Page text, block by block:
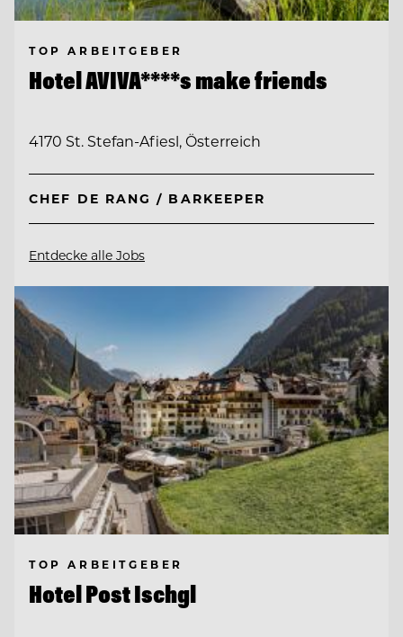
TOP ARBEITGEBER
Hotel AVIVA****s make friends
4170 St. Stefan-Afiesl, Österreich
CHEF DE RANG / BARKEEPER
Entdecke alle Jobs
TOP ARBEITGEBER
Hotel Post Ischgl